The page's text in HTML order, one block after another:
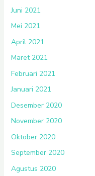
Juni 2021
Mei 2021
April 2021
Maret 2021
Februari 2021
Januari 2021
Desember 2020
November 2020
Oktober 2020
September 2020
Agustus 2020